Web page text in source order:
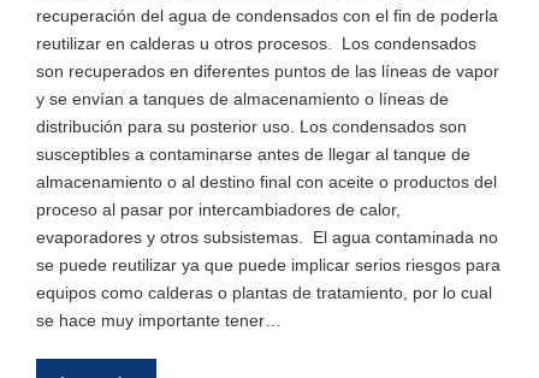
recuperación del agua de condensados con el fin de poderla
reutilizar en calderas u otros procesos. Los condensados
son recuperados en diferentes puntos de las líneas de vapor
y se envían a tanques de almacenamiento o líneas de
distribución para su posterior uso. Los condensados son
susceptibles a contaminarse antes de llegar al tanque de
almacenamiento o al destino final con aceite o productos del
proceso al pasar por intercambiadores de calor,
evaporadores y otros subsistemas. El agua contaminada no
se puede reutilizar ya que puede implicar serios riesgos para
equipos como calderas o plantas de tratamiento, por lo cual
se hace muy importante tener…